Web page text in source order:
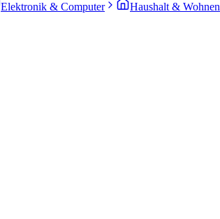
Elektronik & Computer Haushalt & Wohnen